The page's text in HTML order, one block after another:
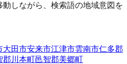
しながら、検索語の地域意図を
大田市安来市江津市雲南市仁多郡
郡川本町邑智郡美郷町